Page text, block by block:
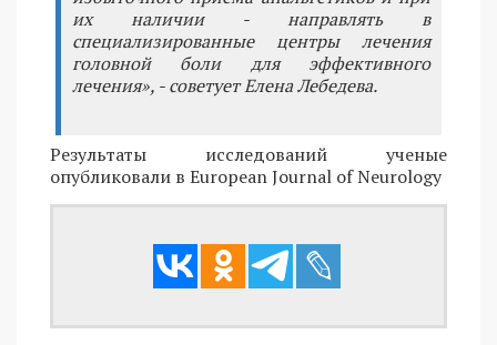
их наличии - направлять в
специализированные центры лечения
головной боли для эффективного
лечения», - советует Елена Лебедева.
Результаты исследований ученые
опубликовали в European Journal of Neurology